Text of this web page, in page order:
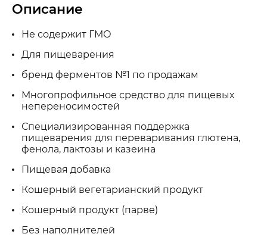
Описание
Не содержит ГМО
Для пищеварения
бренд ферментов №1 по продажам
Многопрофильное средство для пищевых
непереносимостей
Специализированная поддержка
пищеварения для переваривания глютена,
фенола, лактозы и казеина
Пищевая добавка
Кошерный вегетарианский продукт
Кошерный продукт (парве)
Без наполнителей